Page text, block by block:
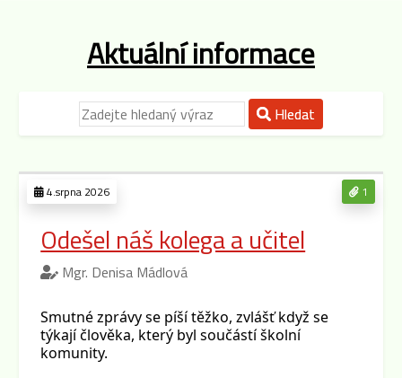
Aktuální informace
Hledat
1
4.srpna 2026
Odešel náš kolega a učitel
Mgr. Denisa Mádlová
Smutné zprávy se píší těžko, zvlášť když se
týkají člověka, který byl součástí školní
komunity.